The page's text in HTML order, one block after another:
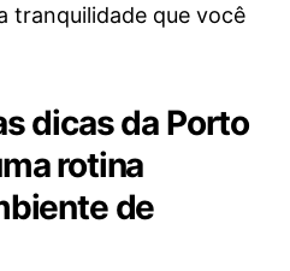
tranquilidade que você
dicas da Porto
rotina
de